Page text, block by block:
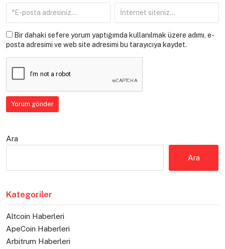
Bir dahaki sefere yorum yaptığımda kullanılmak üzere adımı, e-
posta adresimi ve web site adresimi bu tarayıcıya kaydet.
Ara
Ara
Kategoriler
Altcoin Haberleri
ApeCoin Haberleri
Arbitrum Haberleri